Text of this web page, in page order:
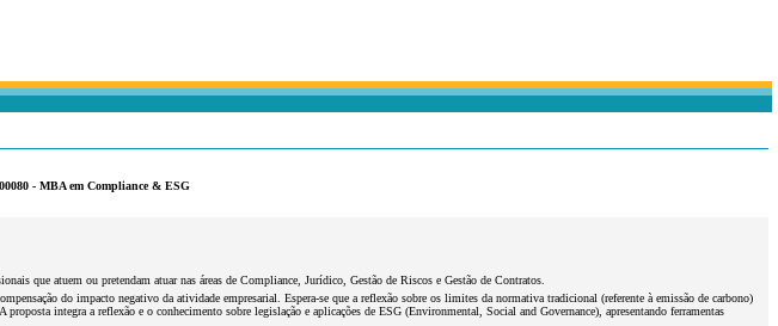
- MBA em Compliance & ESG
que atuem ou pretendam atuar nas áreas de Compliance, Jurídico, Gestão de Riscos e Gestão de Contratos.
do impacto negativo da atividade empresarial. Espera-se que a reflexão sobre os limites da normativa tradicional (referente à emissão de carbono)
integra a reflexão e o conhecimento sobre legislação e aplicações de ESG (Environmental, Social and Governance), apresentando ferramentas